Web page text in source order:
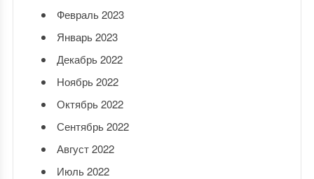
Февраль 2023
Январь 2023
Декабрь 2022
Ноябрь 2022
Октябрь 2022
Сентябрь 2022
Август 2022
Июль 2022